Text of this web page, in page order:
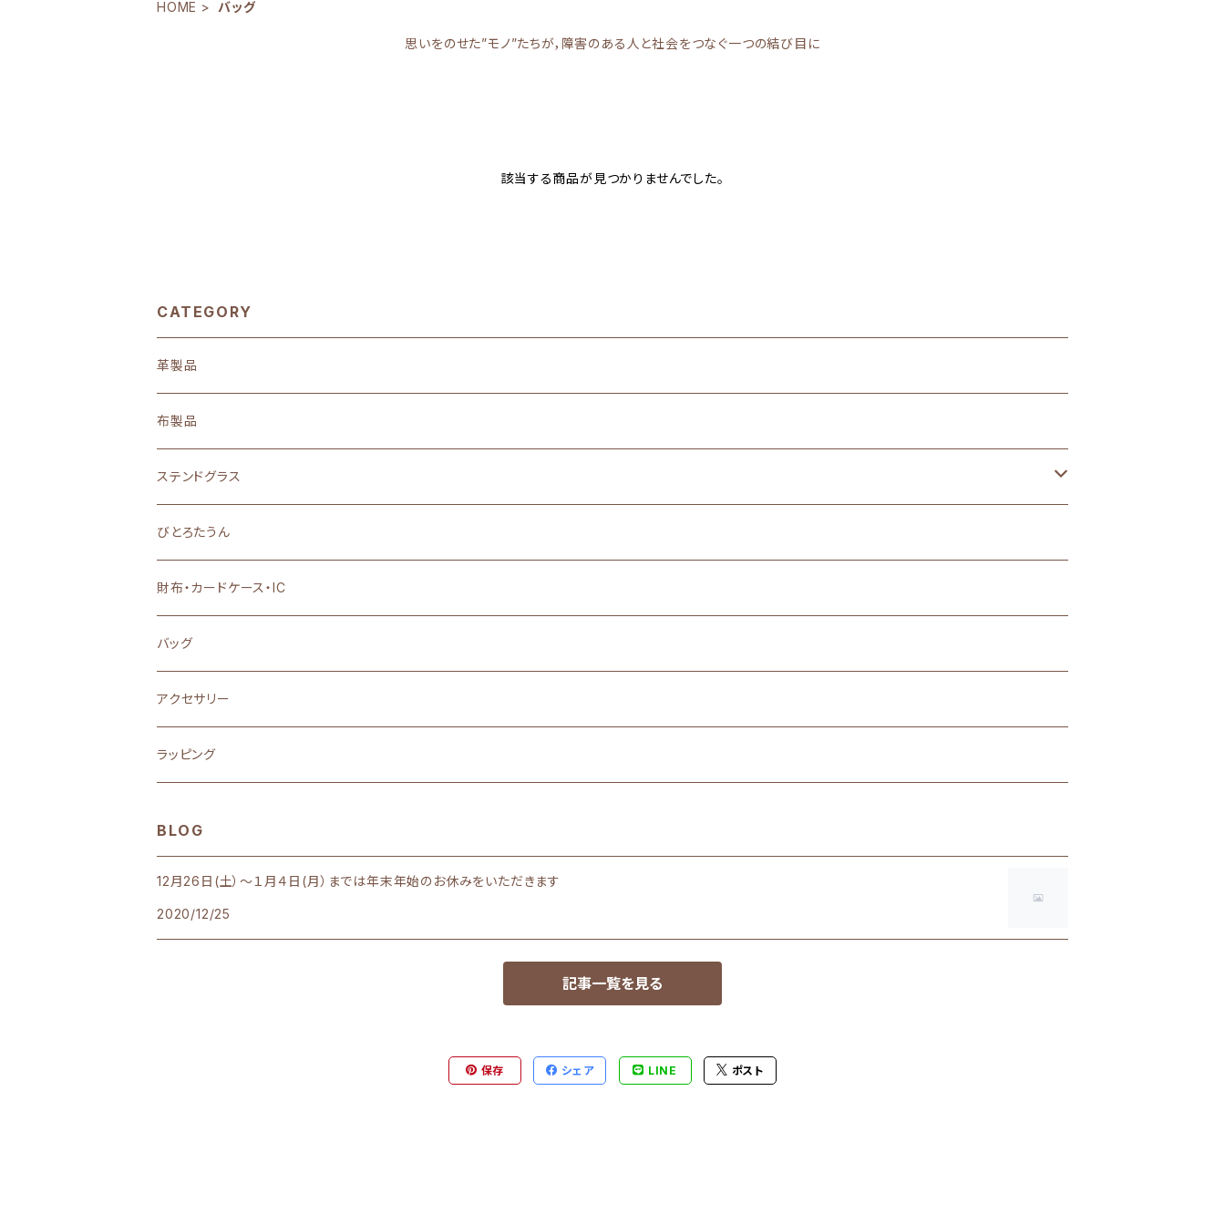
HOME バッグ
思いをのせた”モノ”たちが，障害のある人と社会をつなぐ一つの結び目に
該当する商品が見つかりませんでした。
CATEGORY
革製品
布製品
ステンドグラス
置物・雑貨・小物
アクセサリー
びとろたうん
財布・カードケース・IC
バッグ
アクセサリー
ラッピング
BLOG
12月26日(土）～１月４日(月）までは年末年始のお休みをいただきます
2020/12/25
記事一覧を見る
保存 シェア LINE ポスト